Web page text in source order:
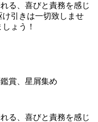
る、喜びと責務を感じ
引きは一切致しませ
ょう！
賞、星屑集め
る、喜びと責務を感じ